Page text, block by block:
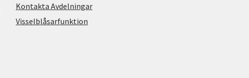
Kontakta Avdelningar
Visselblåsarfunktion